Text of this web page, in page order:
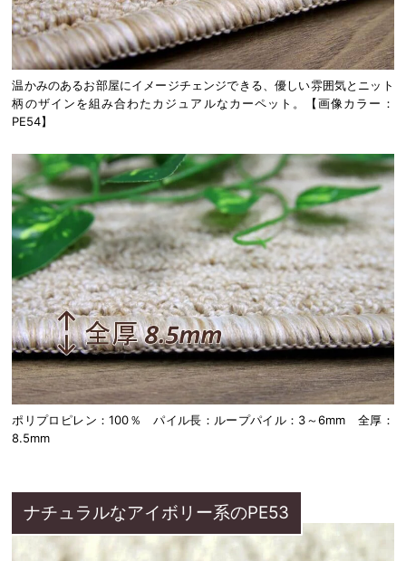
温かみのあるお部屋にイメージチェンジできる、優しい雰囲気とニット
柄のザインを組み合わたカジュアルなカーペット。【画像カラー：
PE54】
ポリプロピレン：100％ パイル長：ループパイル：3～6mm 全厚：
8.5mm
ナチュラルなアイボリー系のPE53